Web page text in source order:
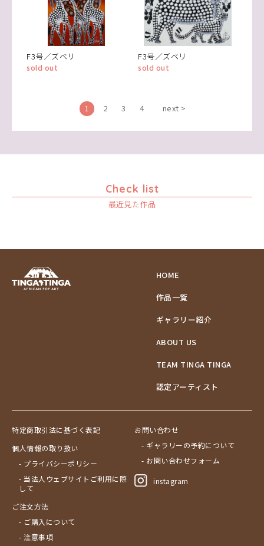
F3号／ズベリ
sold out
F3号／ズベリ
sold out
1 2 3 4 next >
Check list
最近見た作品
HOME
作品一覧
ギャラリー紹介
ABOUT US
TEAM TINGA TINGA
認定アーティスト
特定商取引法に基づく表記
個人情報の取り扱い
- プライバシーポリシー
- 当法人ウェブサイトご利用に際
して
ご注文方法
- ご購入について
- 注意事項
お問い合わせ
- ギャラリーの予約について
- お問い合わせフォーム
instagram